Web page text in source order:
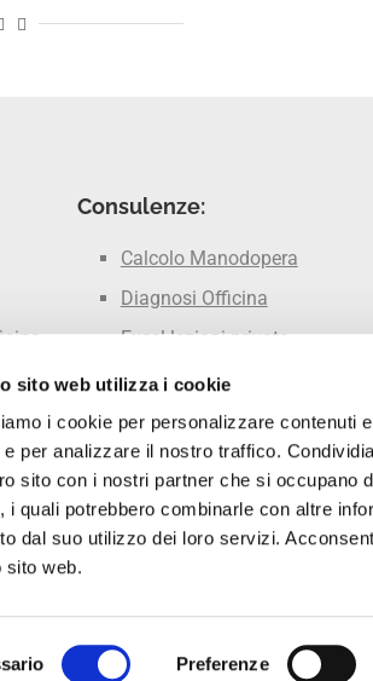
sito web utilizza i cookie
i cookie per personalizzare contenuti
e per analizzare il nostro traffico.
sito con i nostri partner che si occupano
i quali potrebbero combinarle con altre
dal suo utilizzo dei loro servizi.
sito web.
Preferenze
Consulenze:
Calcolo Manodopera
Diagnosi Officina
Excel lezioni private